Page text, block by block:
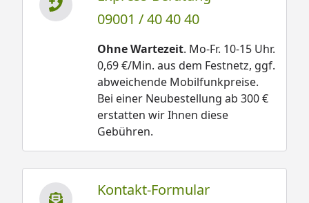
09001 / 40 40 40
Ohne Wartezeit. Mo-Fr. 10-15 Uhr.
0,69 €/Min. aus dem Festnetz, ggf.
abweichende Mobilfunkpreise.
Bei einer Neubestellung ab 300 €
erstatten wir Ihnen diese
Gebühren.
Kontakt-Formular